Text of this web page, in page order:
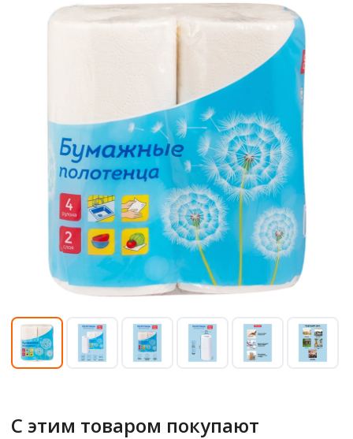
С этим товаром покупают